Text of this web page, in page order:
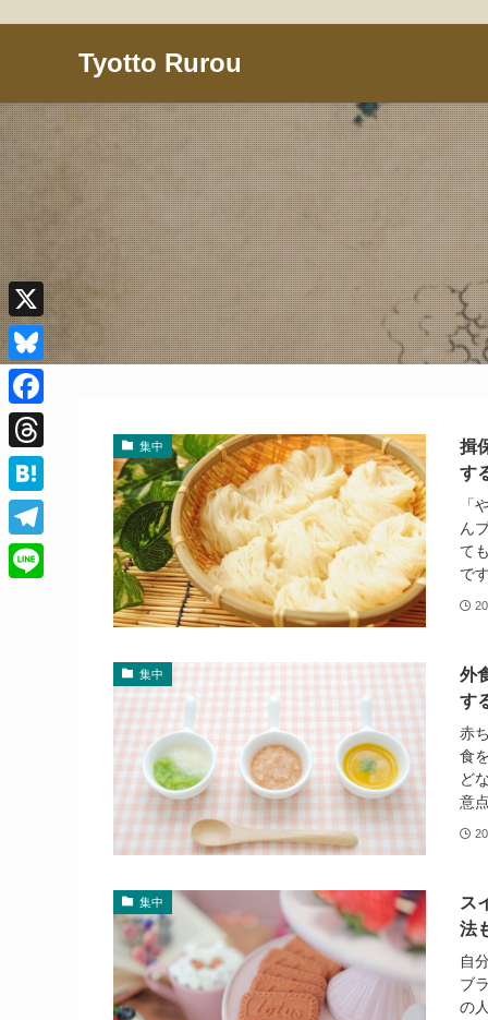
Tyotto Rurou
集中
揖
す
「
ん
て
で
集中
外
す
赤
食
ど
意
集中
ス
法
自
ブ
の
X
B
l
u
e
s
k
F
a
c
b
T
h
r
e
H
a
t
T